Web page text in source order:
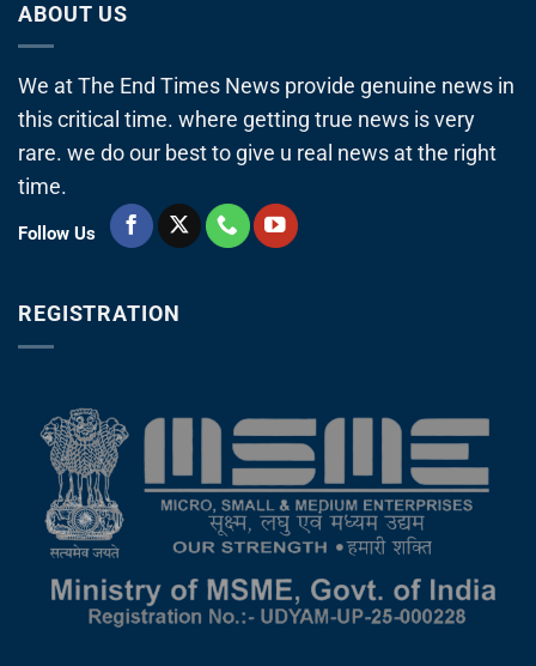
ABOUT US
We at The End Times News provide genuine news in
this critical time. where getting true news is very
rare. we do our best to give u real news at the right
time.
Follow Us
REGISTRATION